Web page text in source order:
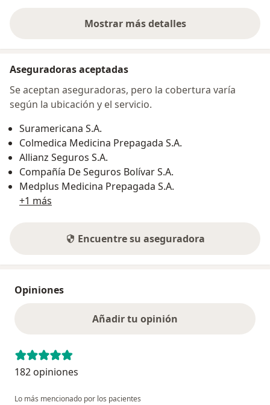
Mostrar más detalles
sobre la dirección
Aseguradoras aceptadas
Se aceptan aseguradoras, pero la cobertura varía
según la ubicación y el servicio.
Suramericana S.A.
Colmedica Medicina Prepagada S.A.
Allianz Seguros S.A.
Compañía De Seguros Bolívar S.A.
Medplus Medicina Prepagada S.A.
+1 más
Encuentre su aseguradora
Opiniones
Añadir tu opinión
182 opiniones
Lo más mencionado por los pacientes